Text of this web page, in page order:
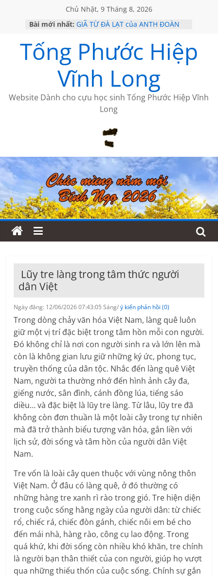
Chủ Nhật, 9 Tháng 8, 2026
Bài mới nhất: GIÃ TỪ ĐÀ LẠT của ANTH ĐOÀN
KHÔNG ĐỀ 20 CỦA THÁI LÃO
KHÔNG ĐỀ 19 CỦA THÁI LÃO
CHÙM THƠ CỦA BÍCH HÀ
Tống Phước Hiệp
Vĩnh Long
Website Dành cho cựu học sinh Tống Phước Hiệp Vĩnh
Long
Lũy tre làng trong tâm thức người
dân Việt
Ngày đăng: 12/06/2026 07:43:05 Sáng/ý kiến phản hồi (0)
Trong dòng chảy văn hóa Việt Nam, làng quê luôn
giữ một vị trí đặc biệt trong tâm hồn mỗi con người.
Đó không chỉ là nơi con người sinh ra và lớn lên mà
còn là không gian lưu giữ những ký ức, phong tục,
truyền thống của dân tộc. Nhắc đến làng quê Việt
Nam, người ta thường nhớ đến hình ảnh cây đa,
giếng nước, sân đình, cánh đồng lúa, tiếng sáo
diều… và đặc biệt là lũy tre làng. Từ lâu, lũy tre đã
không còn đơn thuần là một loài cây trong tự nhiên
mà đã trở thành biểu tượng văn hóa, gắn liền với
lịch sử, đời sống và tâm hồn của người dân Việt
Nam.
Tre vốn là loài cây quen thuộc với vùng nông thôn
Việt Nam. Ở đâu có làng quê, ở đó thường có
những hàng tre xanh rì rào trong gió. Tre hiện diện
trong cuộc sống hằng ngày của người dân: từ chiếc
rổ, chiếc rá, chiếc đòn gánh, chiếc nôi em bé cho
đến mái nhà, hàng rào, công cụ lao động. Trong
quá khứ, khi đời sống còn nhiều khó khăn, tre chính
là người bạn thân thiết của con người, giúp họ vượt
qua những thiếu thốn của cuộc sống. Chính sự gắn